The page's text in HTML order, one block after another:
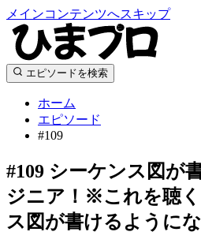
メインコンテンツへスキップ
エピソードを検索
ホーム
エピソード
#109
#109 シーケンス図が
ジニア！※これを聴
ス図が書けるように